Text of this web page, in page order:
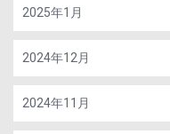
2025年1月
2024年12月
2024年11月